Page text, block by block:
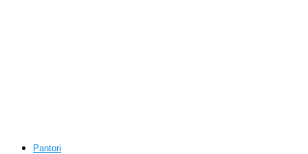
Pantori